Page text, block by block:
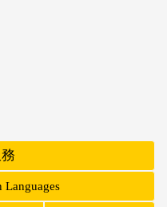
Languages